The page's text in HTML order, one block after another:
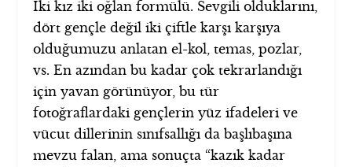
İki kız iki oğlan formülü. Sevgili olduklarını,
dört gençle değil iki çiftle karşı karşıya
olduğumuzu anlatan el-kol, temas, pozlar,
vs. En azından bu kadar çok tekrarlandığı
için yavan görünüyor, bu tür
fotoğraflardaki gençlerin yüz ifadeleri ve
vücut dillerinin sınıfsallığı da başlıbaşına
mevzu falan, ama sonuçta “kazık kadar